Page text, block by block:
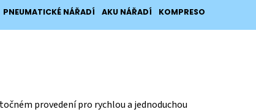
KOŠÍK
PNEUMATICKÉ NÁŘADÍ AKU NÁŘADÍ KOMPRESORY
provedení pro rychlou a jednoduchou